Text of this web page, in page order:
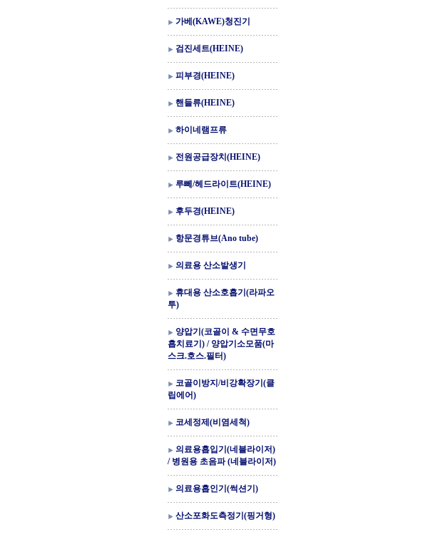
가베(KAWE)청진기
검진세트(HEINE)
피부경(HEINE)
핸들류(HEINE)
하이네램프류
전원공급장치(HEINE)
루뻬/헤드라이트(HEINE)
후두경(HEINE)
항문경튜브(Ano tube)
의료용 산소발생기
휴대용 산소호흡기(라파오
투)
양압기(코골이 & 수면무호
흡치료기) / 양압기소모품(마
스크.호스.필터)
코골이방지/비강확장기(클
립에어)
코세정제(비염세척)
의료용흡입기(네블라이저)
/ 병원용 초음파 (네블라이저)
의료용흡인기(썩션기)
산소포화도측정기(핑거형)